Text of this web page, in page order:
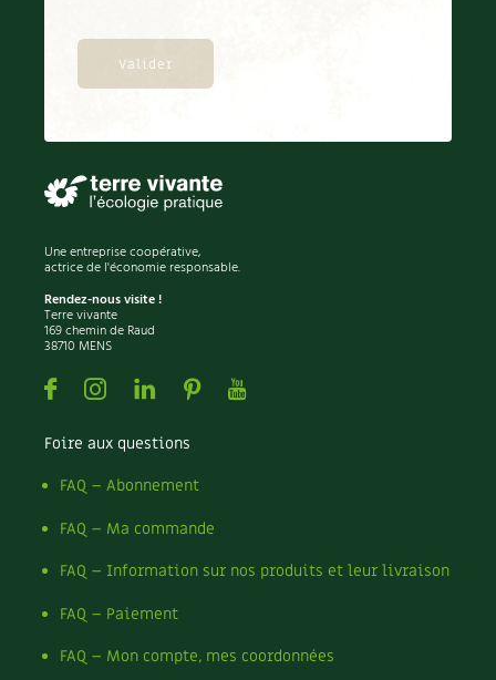
Une entreprise coopérative,
actrice de l'économie responsable.
Rendez-nous visite !
Terre vivante
169 chemin de Raud
38710 MENS
FacebookInstagramLinkedin
PinterestYoutube
Foire aux questions
FAQ – Abonnement
FAQ – Ma commande
FAQ – Information sur nos produits et leur livraison
FAQ – Paiement
FAQ – Mon compte, mes coordonnées